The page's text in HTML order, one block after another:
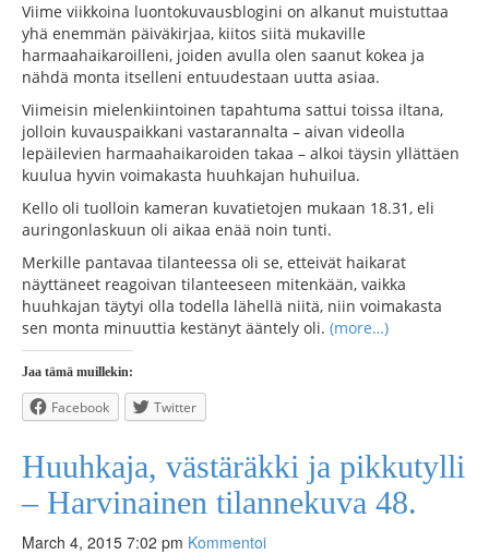
Viime viikkoina luontokuvausblogini on alkanut muistuttaa
yhä enemmän päiväkirjaa, kiitos siitä mukaville
harmaahaikaroilleni, joiden avulla olen saanut kokea ja
nähdä monta itselleni entuudestaan uutta asiaa.
Viimeisin mielenkiintoinen tapahtuma sattui toissa iltana,
jolloin kuvauspaikkani vastarannalta – aivan videolla
lepäilevien harmaahaikaroiden takaa – alkoi täysin yllättäen
kuulua hyvin voimakasta huuhkajan huhuilua.
Kello oli tuolloin kameran kuvatietojen mukaan 18.31, eli
auringonlaskuun oli aikaa enää noin tunti.
Merkille pantavaa tilanteessa oli se, etteivät haikarat
näyttäneet reagoivan tilanteeseen mitenkään, vaikka
huuhkajan täytyi olla todella lähellä niitä, niin voimakasta
sen monta minuuttia kestänyt ääntely oli. (more…)
Jaa tämä muillekin:
Facebook Twitter
Huuhkaja, västäräkki ja pikkutylli
– Harvinainen tilannekuva 48.
March 4, 2015 7:02 pm Kommentoi